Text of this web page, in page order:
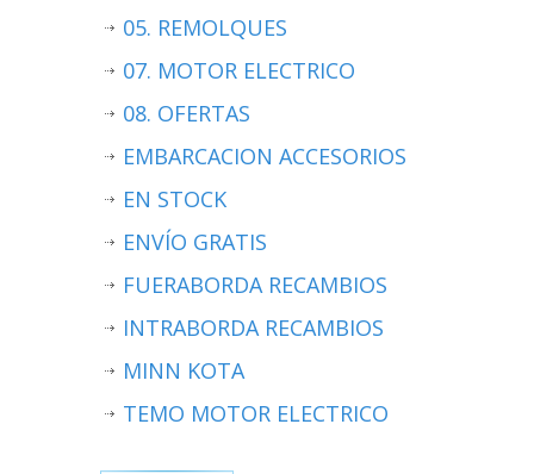
05. REMOLQUES
07. MOTOR ELECTRICO
08. OFERTAS
EMBARCACION ACCESORIOS
EN STOCK
ENVÍO GRATIS
FUERABORDA RECAMBIOS
INTRABORDA RECAMBIOS
MINN KOTA
TEMO MOTOR ELECTRICO